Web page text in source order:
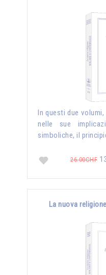
In questi due
nelle sue
simboliche, il
26.00CHF
La nuova